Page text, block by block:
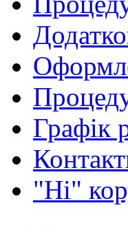
Графік
"Ні"